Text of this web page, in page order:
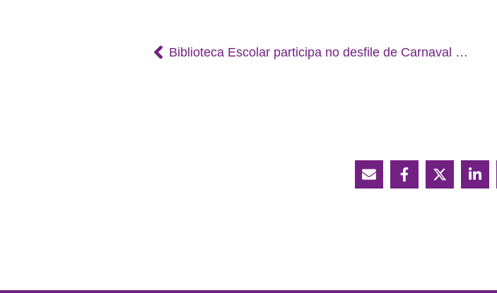
Biblioteca Escolar participa no desfile de Carnaval do Agrupamento de Escolas de Pampilhosa da Serra